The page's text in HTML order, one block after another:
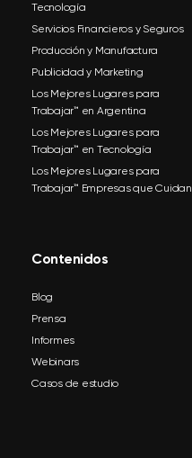
Tecnología
Servicios Financieros y Seguros
Producción y Manufactura
Publicidad y Marketing
Los Mejores Lugares para
Trabajar™ en Argentina
Los Mejores Lugares para
Trabajar™ en Tecnología
Los Mejores Lugares para
Trabajar™ Empresas que Cuidan
Contenidos
Blog
Prensa
Informes
Webinars
Casos de estudio